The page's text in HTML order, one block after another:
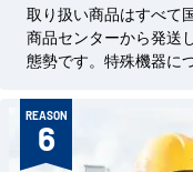
取り扱い商品はすべて
商品センターから発送
態勢です。特殊機器に
REASON
6